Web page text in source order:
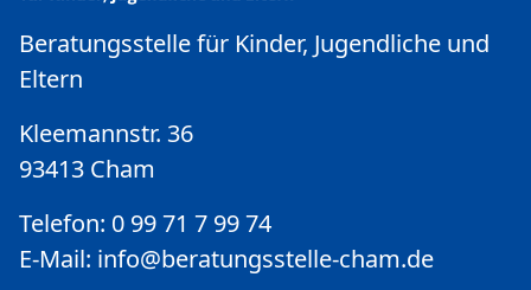
Beratungsstelle für Kinder, Jugendliche und
Eltern
Kleemannstr. 36
93413 Cham
Telefon: 0 99 71 7 99 74
E-Mail: info@beratungsstelle-cham.de